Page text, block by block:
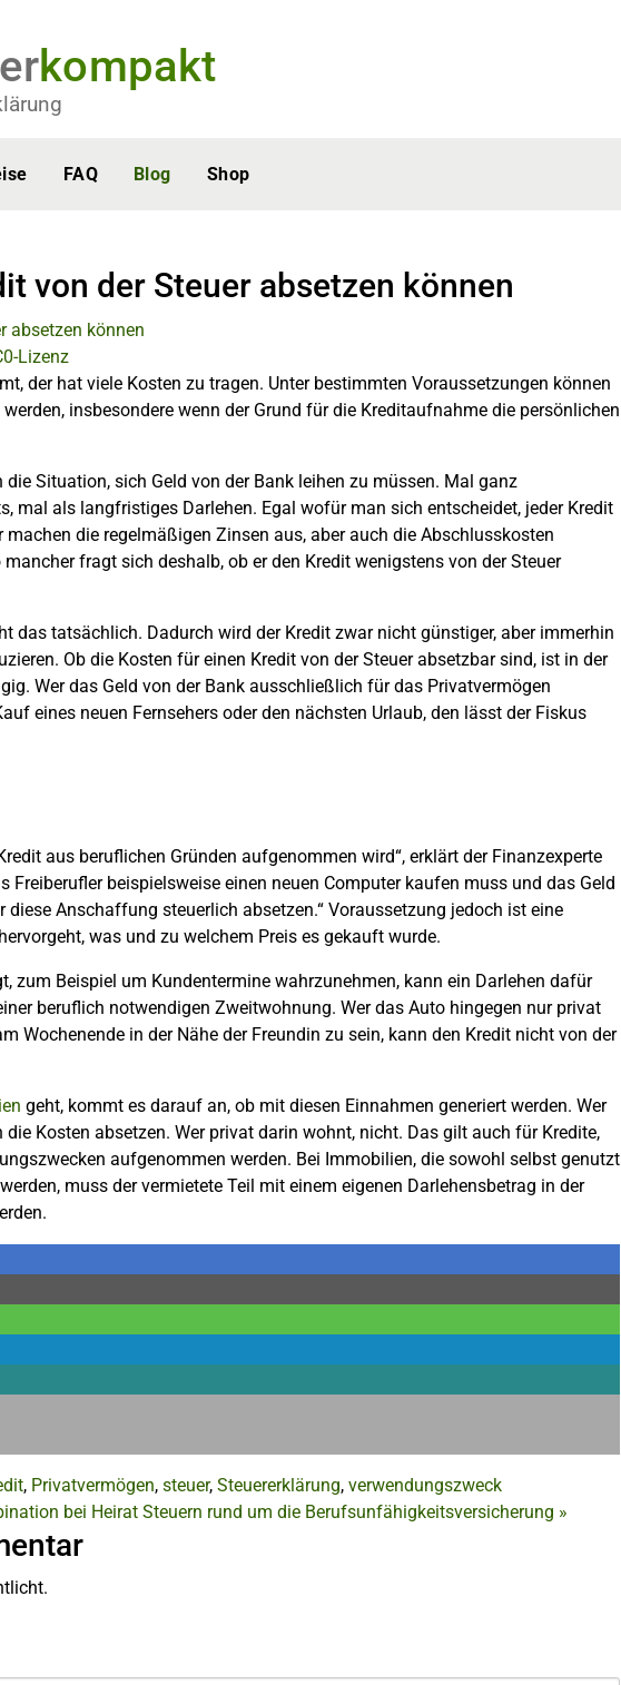
kompakt
FAQ Blog Shop
von der Steuer absetzen können
Lizenz
der hat viele Kosten zu tragen. Unter bestimmten Voraussetzungen können
insbesondere wenn der Grund für die Kreditaufnahme die persönlichen
Situation, sich Geld von der Bank leihen zu müssen. Mal ganz
mal als langfristiges Darlehen. Egal wofür man sich entscheidet, jeder Kredit
die regelmäßigen Zinsen aus, aber auch die Abschlusskosten
fragt sich deshalb, ob er den Kredit wenigstens von der Steuer
das tatsächlich. Dadurch wird der Kredit zwar nicht günstiger, aber immerhin
Ob die Kosten für einen Kredit von der Steuer absetzbar sind, ist in der
Wer das Geld von der Bank ausschließlich für das Privatvermögen
eines neuen Fernsehers oder den nächsten Urlaub, den lässt der Fiskus
aus beruflichen Gründen aufgenommen wird“, erklärt der Finanzexperte
Freiberufler beispielsweise einen neuen Computer kaufen muss und das Geld
Anschaffung steuerlich absetzen.“ Voraussetzung jedoch ist eine
was und zu welchem Preis es gekauft wurde.
zum Beispiel um Kundentermine wahrzunehmen, kann ein Darlehen dafür
beruflich notwendigen Zweitwohnung. Wer das Auto hingegen nur privat
Wochenende in der Nähe der Freundin zu sein, kann den Kredit nicht von der
geht, kommt es darauf an, ob mit diesen Einnahmen generiert werden. Wer
Kosten absetzen. Wer privat darin wohnt, nicht. Das gilt auch für Kredite,
aufgenommen werden. Bei Immobilien, die sowohl selbst genutzt
muss der vermietete Teil mit einem eigenen Darlehensbetrag in der
, Privatvermögen, steuer, Steuererklärung, verwendungszweck
bei Heirat Steuern rund um die Berufsunfähigkeitsversicherung »